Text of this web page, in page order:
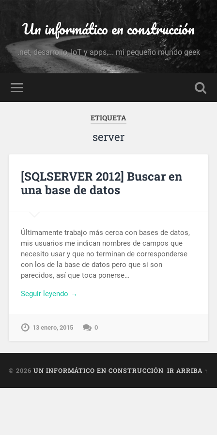
Un informático en construcción
.net, desarrollo, IoT y apps,... mi pequeño mundo geek
ETIQUETA
server
[SQLSERVER 2012] Buscar en
una base de datos
Últimamente trabajo más cerca con bases de datos,
mis usuarios me indican nombres de campos que
necesito usar y que no terminan de corresponderse
con los de la base de datos pero que si son
parecidos, así que toca ponerse…
Seguir leyendo →
13 enero, 2015 0
© 2026 UN INFORMÁTICO EN CONSTRUCCIÓN IR ARRIBA ↑